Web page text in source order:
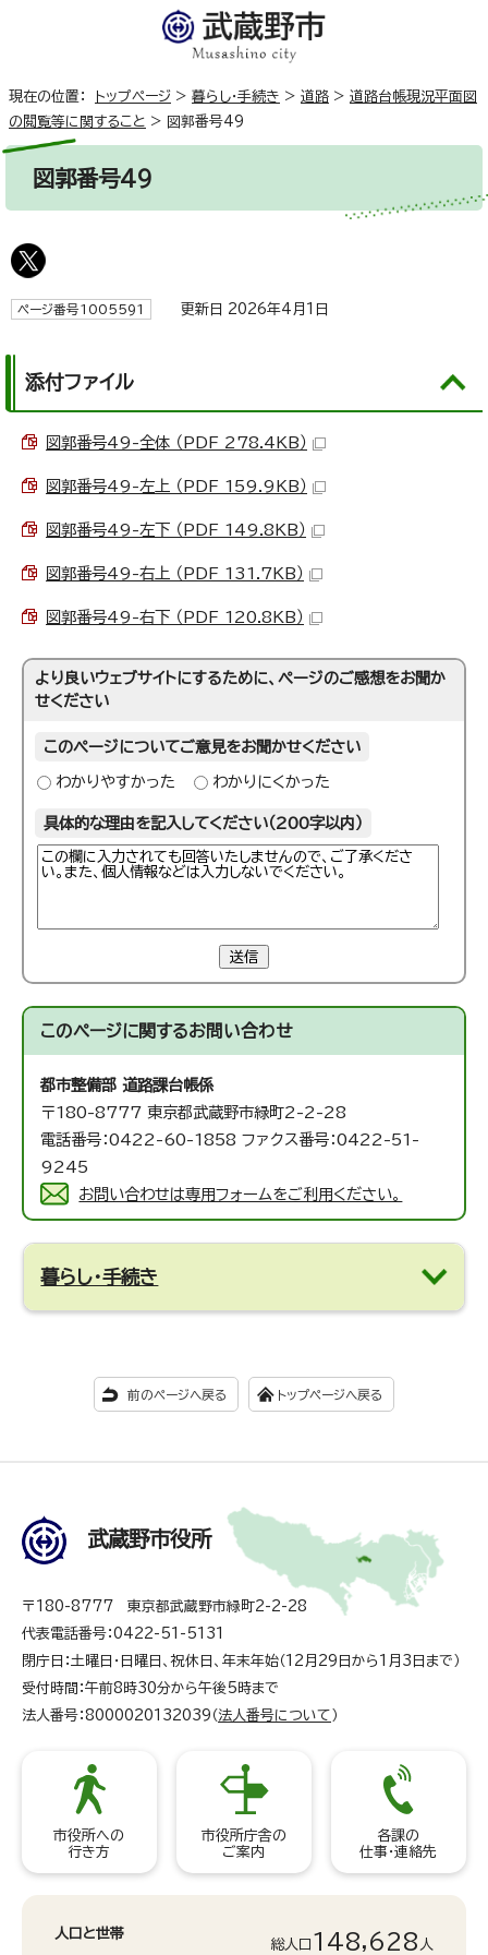
現在の位置： トップページ > 暮らし・手続き > 道路 > 道路台帳現況平面図
の閲覧等に関すること > 図郭番号49
図郭番号49
ページ番号1005591 更新日 2026年4月1日
添付ファイル
図郭番号49-全体 （PDF 278.4KB）
図郭番号49-左上 （PDF 159.9KB）
図郭番号49-左下 （PDF 149.8KB）
図郭番号49-右上 （PDF 131.7KB）
図郭番号49-右下 （PDF 120.8KB）
より良いウェブサイトにするために、ページのご感想をお聞か
せください
このページについてご意見をお聞かせください
わかりやすかった わかりにくかった
具体的な理由を記入してください（200字以内）
送信
このページに関するお問い合わせ
都市整備部 道路課台帳係
〒180-8777 東京都武蔵野市緑町2-2-28
電話番号：0422-60-1858 ファクス番号：0422-51-
9245
お問い合わせは専用フォームをご利用ください。
暮らし・手続き
前のページへ戻る トップページへ戻る
武蔵野市役所
〒180-8777 東京都武蔵野市緑町2-2-28
代表電話番号：0422-51-5131
閉庁日：土曜日・日曜日、祝休日、年末年始（12月29日から1月3日まで）
受付時間：午前8時30分から午後5時まで
法人番号：8000020132039（ 法人番号について ）
市役所への
行き方
市役所庁舎の
ご案内
各課の
仕事・連絡先
人口と世帯
総人口 148,628 人